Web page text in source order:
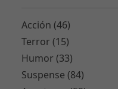
TEMAS